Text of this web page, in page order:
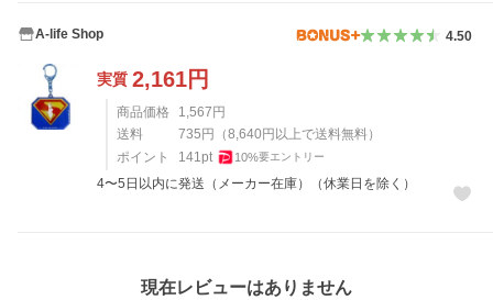
A-life Shop 4.50
実質 2,161円
商品価格 1,567円
送料
735円 （8,640円以上で送料無料）
ポイント
141 pt 10%要エントリー
4〜5日以内に発送（メーカー在庫）（休業日を除く）
現在レビューはありません